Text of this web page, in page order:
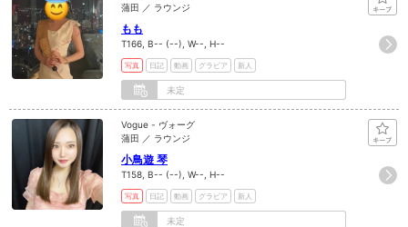
蒲田 ／ ラウンジ
もも
T166, B-- (--), W--, H--
写真 日記 動画 グラビア 新人
未定
Vogue - ヴォーグ
蒲田 ／ ラウンジ
小鳥遊 琴
T158, B-- (--), W--, H--
写真 日記 動画 グラビア 新人
未定